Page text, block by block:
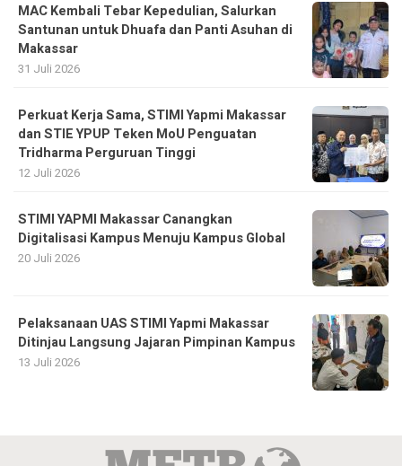
MAC Kembali Tebar Kepedulian, Salurkan
Santunan untuk Dhuafa dan Panti Asuhan di
Makassar
31 Juli 2026
Perkuat Kerja Sama, STIMI Yapmi Makassar
dan STIE YPUP Teken MoU Penguatan
Tridharma Perguruan Tinggi
12 Juli 2026
STIMI YAPMI Makassar Canangkan
Digitalisasi Kampus Menuju Kampus Global
20 Juli 2026
Pelaksanaan UAS STIMI Yapmi Makassar
Ditinjau Langsung Jajaran Pimpinan Kampus
13 Juli 2026